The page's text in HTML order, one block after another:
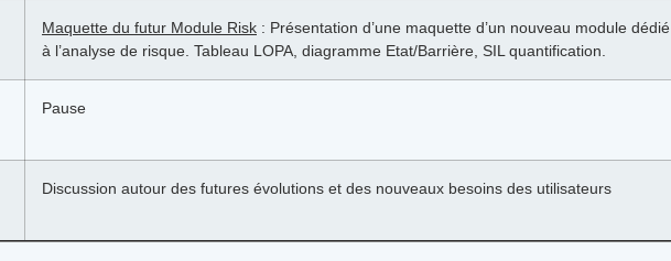
Maquette du futur Module Risk : Présentation d’une maquette d’un nouveau module dédié
à l’analyse de risque. Tableau LOPA, diagramme Etat/Barrière, SIL quantification.
Pause
Discussion autour des futures évolutions et des nouveaux besoins des utilisateurs